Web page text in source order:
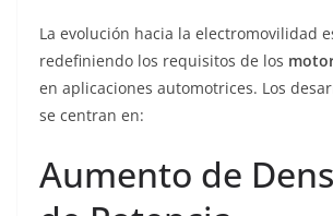
La evolución hacia la electromovilidad
redefiniendo los requisitos de los
en aplicaciones automotrices. Los
se centran en:
Aumento de